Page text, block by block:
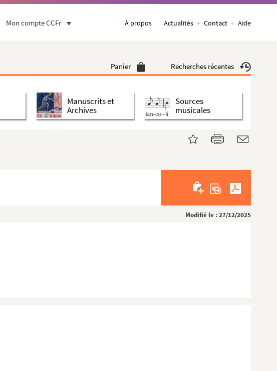
Mon compte CCFr À propos Actualités Contact Aide
Panier Recherches récentes
Manuscrits et
Archives
Sources
musicales
Modifié le : 27/12/2025